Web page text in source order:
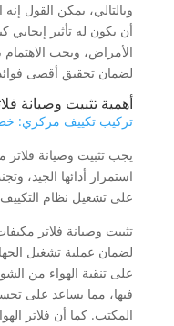
وبالتالي، يمكن القول
أن يكون له تأثير إيجابي
الأمراض، ويجب الاهتمام
لضمان تحقيق أقصى
أهمية تثبيت وصيانة
تركيب تكييف مركزي:
يجب تثبيت وصيانة
استمرار أدائها الجيد،
على تشغيل نظام
تثبيت وصيانة فلاتر
لضمان عملية تشغيل
على تنقية الهواء من
فيها، مما يساعد على
المكتب. كما أن فلاتر